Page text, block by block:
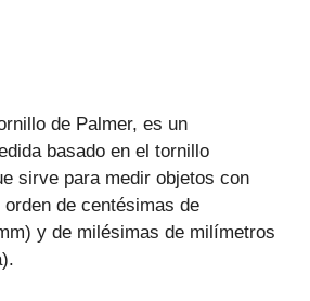
de Palmer, es un
basado en el tornillo
sirve para medir objetos con
de centésimas de
y de milésimas de milímetros